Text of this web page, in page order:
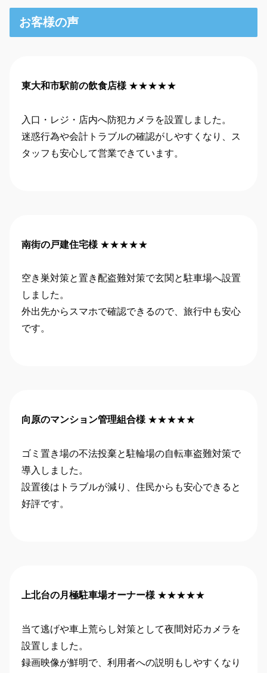
お客様の声
東大和市駅前の飲食店様 ★★★★★
入口・レジ・店内へ防犯カメラを設置しました。
迷惑行為や会計トラブルの確認がしやすくなり、ス
タッフも安心して営業できています。
南街の戸建住宅様 ★★★★★
空き巣対策と置き配盗難対策で玄関と駐車場へ設置
しました。
外出先からスマホで確認できるので、旅行中も安心
です。
向原のマンション管理組合様 ★★★★★
ゴミ置き場の不法投棄と駐輪場の自転車盗難対策で
導入しました。
設置後はトラブルが減り、住民からも安心できると
好評です。
上北台の月極駐車場オーナー様 ★★★★★
当て逃げや車上荒らし対策として夜間対応カメラを
設置しました。
録画映像が鮮明で、利用者への説明もしやすくなり